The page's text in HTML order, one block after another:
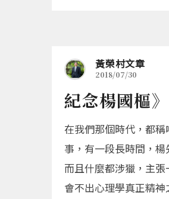
黃榮村文章
2018/07/30
紀念楊國樞
在我們那個時代，都
事，有一段長時間，
而且什麼都涉獵，主
會不出心理學真正精